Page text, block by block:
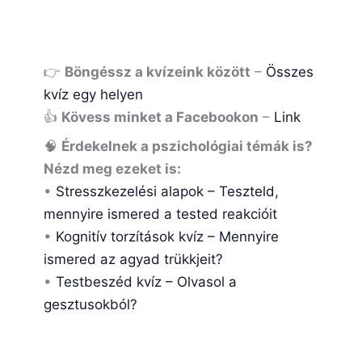
👉 Böngéssz a kvízeink között – Összes
kvíz egy helyen
👍 Kövess minket a Facebookon – Link
🧠 Érdekelnek a pszichológiai témák is?
Nézd meg ezeket is:
• Stresszkezelési alapok – Teszteld,
mennyire ismered a tested reakcióit
• Kognitív torzítások kvíz – Mennyire
ismered az agyad trükkjeit?
• Testbeszéd kvíz – Olvasol a
gesztusokból?